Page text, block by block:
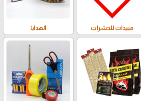
مبيدات للحشرات الهدايا